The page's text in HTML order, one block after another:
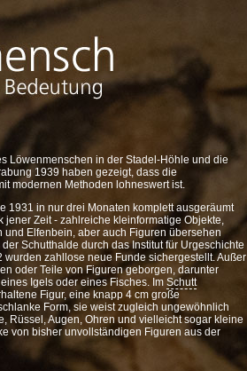
Löwenmenschen in der Stadel-Höhle und die
1939 haben gezeigt, dass die
modernen Methoden lohneswert ist.
1931 in nur drei Monaten komplett ausgeräumt
Zeit - zahlreiche kleinformatige Objekte,
Elfenbein, aber auch Figuren übersehen
Schutthalde durch das Institut für Urgeschichte
zahllose neue Funde sichergestellt. Außer
oder Teile von Figuren geborgen, darunter
Igels oder eines Fisches. Im Schutt
Figur, eine knapp 4 cm große
Form, sie weist zugleich ungewöhnlich
Rüssel, Augen, Ohren und vielleicht sogar kleine
von bisher unvollständigen Figuren aus der